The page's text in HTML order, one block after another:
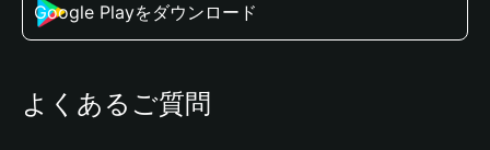
Google Playをダウンロード
よくあるご質問